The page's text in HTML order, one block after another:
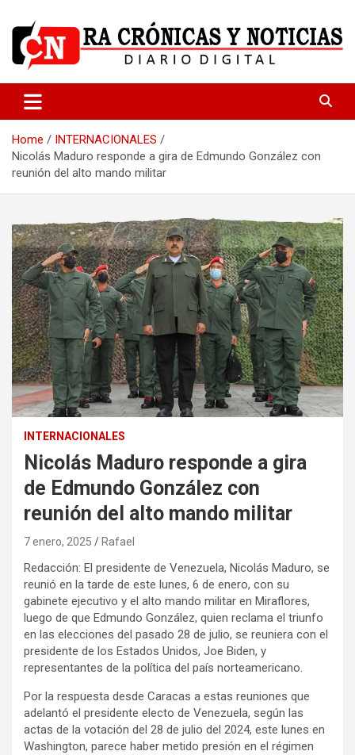
content
R.A Crónicas y Noticias
Home
INTERNACIONALES
Nicolás Maduro responde a gira de Edmundo González con
reunión del alto mando militar
INTERNACIONALES
Nicolás Maduro responde a gira
de Edmundo González con
reunión del alto mando militar
7 enero, 2025 Rafael
Redacción: El presidente de Venezuela, Nicolás Maduro, se
reunió en la tarde de este lunes, 6 de enero, con su
gabinete ejecutivo y el alto mando militar en Miraflores,
luego de que Edmundo González, quien reclama el triunfo
en las elecciones del pasado 28 de julio, se reuniera con el
presidente de los Estados Unidos, Joe Biden, y
representantes de la política del país norteamericano.
Por la respuesta desde Caracas a estas reuniones que
adelantó el presidente electo de Venezuela, según las
actas de la votación del 28 de julio del 2024, este lunes en
Washington, parece haber metido presión en el régimen